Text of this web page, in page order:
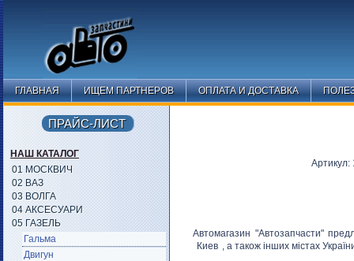
ГЛАВНАЯ ИЩЕМ ПАРТНЕРОВ ОПЛАТА И ДОСТАВКА
Автомагазин "Автозапчасти"
Киев , а також інших містах
ПРАЙС-ЛИСТ
НАШ КАТАЛОГ
01 МОСКВИЧ
02 ВАЗ
03 ВОЛГА
04 АКСЕСУАРИ
05 ГАЗЕЛЬ
Гальма
Двигун